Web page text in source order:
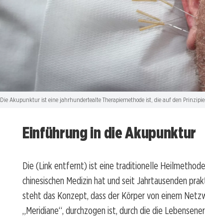
Die Akupunktur ist eine jahrhundertealte Therapiemethode ist, die auf den
Einführung in die Akupunktur
Die (Link entfernt) ist eine traditionelle
chinesischen Medizin hat und seit Jahrtausenden
steht das Konzept, dass der Körper von einem
„Meridiane“, durchzogen ist, durch die die